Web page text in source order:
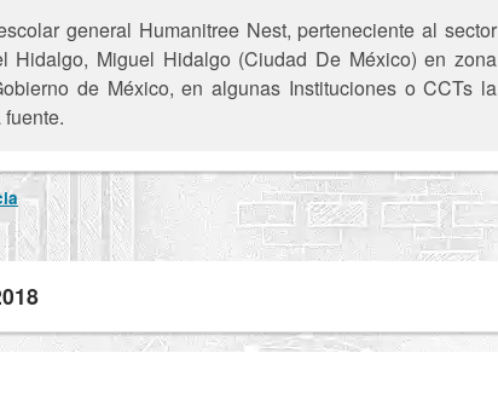
general Humanitree Nest, perteneciente al sector
Miguel Hidalgo (Ciudad De México) en zona
de México, en algunas Instituciones o CCTs la